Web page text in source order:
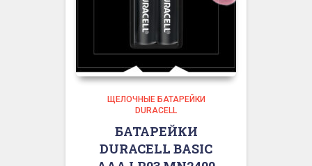
ЩЕЛОЧНЫЕ БАТАРЕЙКИ
DURACELL
БАТАРЕЙКИ
DURACELL BASIC